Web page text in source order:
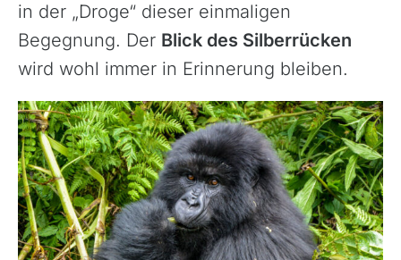
in der „Droge“ dieser einmaligen
Begegnung. Der Blick des Silberrücken
wird wohl immer in Erinnerung bleiben.